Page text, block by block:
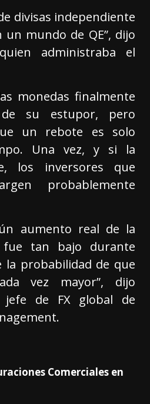
divisas independiente
mundo de QE”, dijo
administraba el
monedas finalmente
su estupor, pero
un rebote es solo
Una vez, y si la
los inversores que
probablemente
aumento real de la
fue tan bajo durante
probabilidad de que
vez mayor”, dijo
jefe de FX global de
Comerciales en